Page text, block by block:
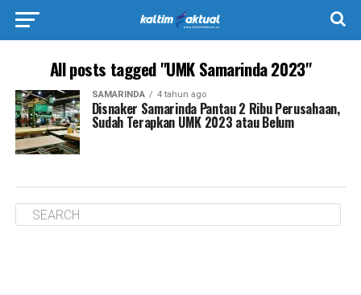
All posts tagged "UMK Samarinda 2023"
SAMARINDA 4 tahun ago
Disnaker Samarinda Pantau 2 Ribu Perusahaan,
Sudah Terapkan UMK 2023 atau Belum